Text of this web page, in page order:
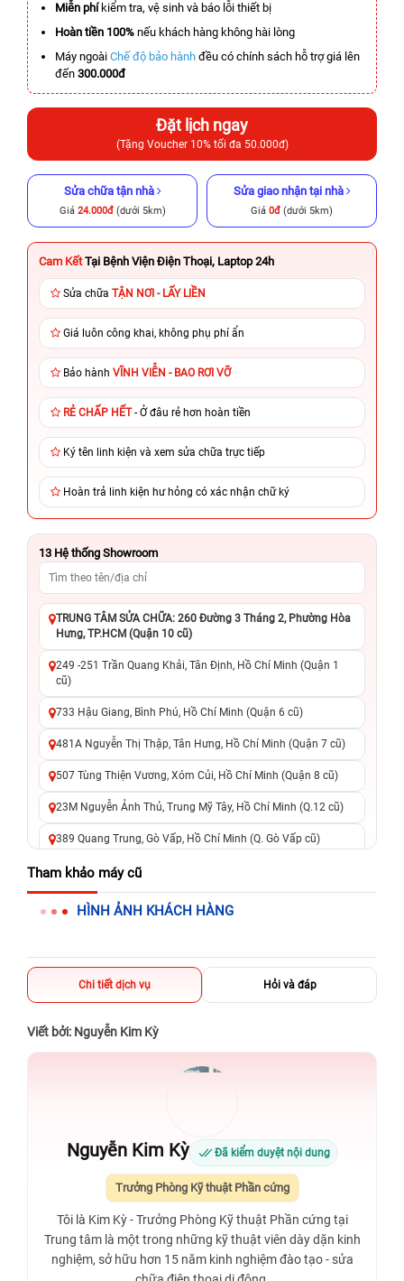
Miễn phíkiểm tra, vệ sinh và báo lỗi thiết bị
Hoàn tiền 100% nếu khách hàng không hài lòng
Máy ngoài Chế độ bảo hành đều có chính sách hỗ trợ giá lên
đến 300.000đ
Đặt lịch ngay
(Tặng Voucher 10% tối đa 50.000đ)
Sửa chữa tận nhà
Giá 24.000đ(dưới 5km)
Sửa giao nhận tại nhà
Giá 0đ (dưới 5km)
Cam Kết Tại Bệnh Viện Điện Thoại, Laptop 24h
Sửa chữa TẬN NƠI - LẤY LIỀN
Giá luôn công khai, không phụ phí ẩn
Bảo hành VĨNH VIỄN - BAO RƠI VỠ
RẺ CHẤP HẾT- Ở đâu rẻ hơn hoàn tiền
Ký tên linh kiện và xem sửa chữa trực tiếp
Hoàn trả linh kiện hư hỏng có xác nhận chữ ký
13 Hệ thống Showroom
TRUNG TÂM SỬA CHỮA: 260 Đường 3 Tháng 2, Phường Hòa
Hưng, TP.HCM (Quận 10 cũ)
249 -251 Trần Quang Khải, Tân Định, Hồ Chí Minh (Quận 1
cũ)
733 Hậu Giang, Bình Phú, Hồ Chí Minh (Quận 6 cũ)
481A Nguyễn Thị Thập, Tân Hưng, Hồ Chí Minh (Quận 7 cũ)
507 Tùng Thiện Vương, Xóm Củi, Hồ Chí Minh (Quận 8 cũ)
23M Nguyễn Ảnh Thủ, Trung Mỹ Tây, Hồ Chí Minh (Q.12 cũ)
389 Quang Trung, Gò Vấp, Hồ Chí Minh (Q. Gò Vấp cũ)
625 - 625A Âu Cơ, Tân Phú, Hồ Chí Minh (Quận Tân Phú cũ)
326 Lê Văn Việt, Tăng Nhơn Phú, Hồ Chí Minh (Q.9 TP. Thủ
Đức cũ)
Đức Cũ)
70 Nguyễn An Ninh, Dĩ An, Hồ Chí Minh (Bình Dương Cũ)
24h Vũng Tàu: 162A Ba Cu, Vũng Tàu, Hồ Chí Minh (TP. Vũng
Tàu cũ)
198 Hoàng Văn Thụ, Tân Sơn Nhất, Hồ Chí Minh (Tân Bình
Tham khảo máy cũ
HÌNH ẢNH KHÁCH HÀNG
Chi tiết dịch vụ Hỏi và đáp
Viết bởi: Nguyễn Kim Kỳ
Nguyễn Kim Kỳ Đã kiểm duyệt nội dung
Trưởng Phòng Kỹ thuật Phần cứng
Tôi là Kim Kỳ - Trưởng Phòng Kỹ thuật Phần cứng tại
Trung tâm là một trong những kỹ thuật viên dày dặn kinh
nghiệm, sở hữu hơn 15 năm kinh nghiệm đào tạo - sửa